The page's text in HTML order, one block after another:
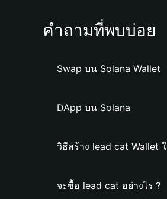
คำถามที่พบบ่อย
Swap บน Solana Wallet
DApp บน Solana
วิธีสร้าง lead cat Wallet
จะซื้อ lead cat อย่างไร？